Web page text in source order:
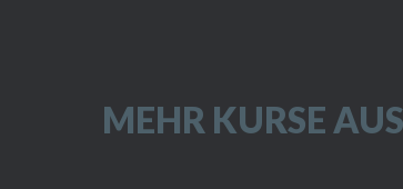
MEHR KURSE